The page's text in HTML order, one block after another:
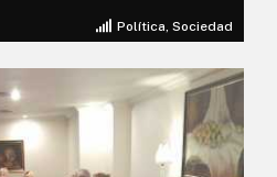
Política, Sociedad